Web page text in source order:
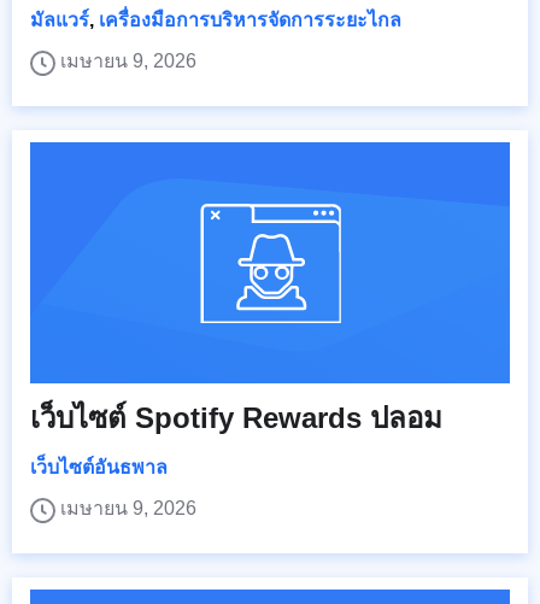
มัลแวร์, เครื่องมือการบริหารจัดการระยะไกล
เมษายน 9, 2026
เว็บไซต์ Spotify Rewards ปลอม
เว็บไซต์อันธพาล
เมษายน 9, 2026